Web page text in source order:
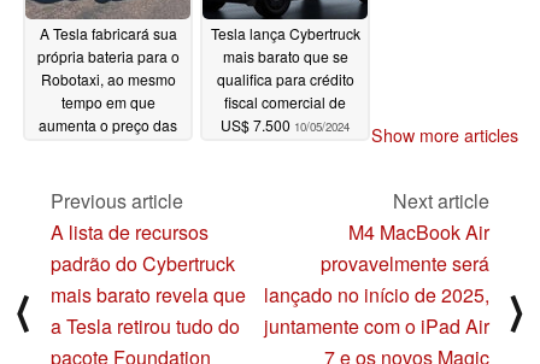
A Tesla fabricará sua
própria bateria para o
Robotaxi, ao mesmo
tempo em que
aumenta o preço das
Cybertruck10/05/2024
Tesla lança Cybertruck
mais barato que se
qualifica para crédito
fiscal comercial de
US$ 7.500 10/05/2024 Show more articles
⟨
Previous article
A lista de recursos
padrão do Cybertruck
mais barato revela que
a Tesla retirou tudo do
pacote Foundation
Next article
M4 MacBook Air
provavelmente será
lançado no início de 2025,
juntamente com o iPad Air
7 e os novos Magic
⟩